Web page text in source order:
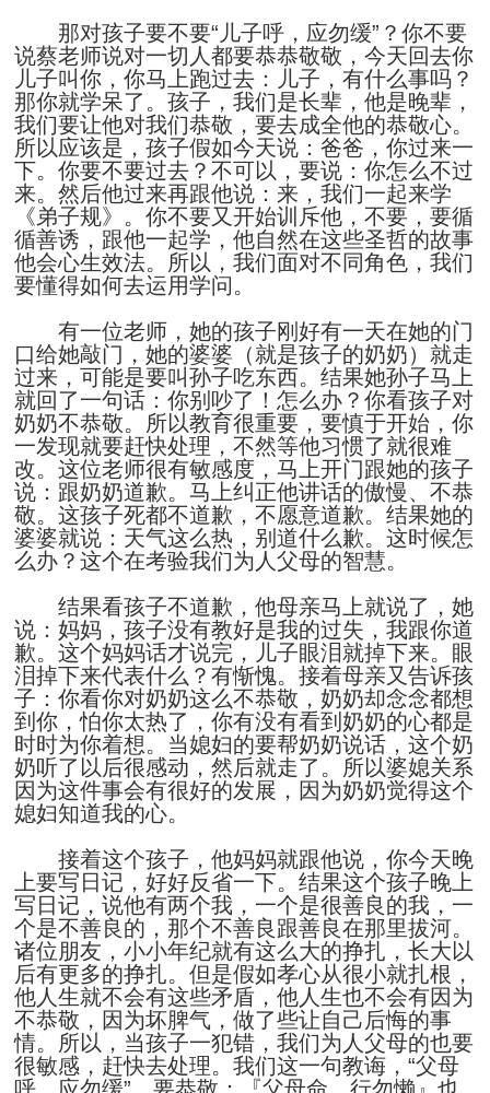
那对孩子要不要“儿子呼，应勿缓”？你不要
说蔡老师说对一切人都要恭恭敬敬，今天回去你
儿子叫你，你马上跑过去：儿子，有什么事吗？
那你就学呆了。孩子，我们是长辈，他是晚辈，
我们要让他对我们恭敬，要去成全他的恭敬心。
所以应该是，孩子假如今天说：爸爸，你过来一
下。你要不要过去？不可以，要说：你怎么不过
来。然后他过来再跟他说：来，我们一起来学
《弟子规》。你不要又开始训斥他，不要，要循
循善诱，跟他一起学，他自然在这些圣哲的故事
他会心生效法。所以，我们面对不同角色，我们
要懂得如何去运用学问。
有一位老师，她的孩子刚好有一天在她的门
口给她敲门，她的婆婆（就是孩子的奶奶）就走
过来，可能是要叫孙子吃东西。结果她孙子马上
就回了一句话：你别吵了！怎么办？你看孩子对
奶奶不恭敬。所以教育很重要，要慎于开始，你
一发现就要赶快处理，不然等他习惯了就很难
改。这位老师很有敏感度，马上开门跟她的孩子
说：跟奶奶道歉。马上纠正他讲话的傲慢、不恭
敬。这孩子死都不道歉，不愿意道歉。结果她的
婆婆就说：天气这么热，别道什么歉。这时候怎
么办？这个在考验我们为人父母的智慧。
结果看孩子不道歉，他母亲马上就说了，她
说：妈妈，孩子没有教好是我的过失，我跟你道
歉。这个妈妈话才说完，儿子眼泪就掉下来。眼
泪掉下来代表什么？有惭愧。接着母亲又告诉孩
子：你看你对奶奶这么不恭敬，奶奶却念念都想
到你，怕你太热了，你有没有看到奶奶的心都是
时时为你着想。当媳妇的要帮奶奶说话，这个奶
奶听了以后很感动，然后就走了。所以婆媳关系
因为这件事会有很好的发展，因为奶奶觉得这个
媳妇知道我的心。
接着这个孩子，他妈妈就跟他说，你今天晚
上要写日记，好好反省一下。结果这个孩子晚上
写日记，说他有两个我，一个是很善良的我，一
个是不善良的，那个不善良跟善良在那里拔河。
诸位朋友，小小年纪就有这么大的挣扎，长大以
后有更多的挣扎。但是假如孝心从很小就扎根，
他人生就不会有这些矛盾，他人生也不会有因为
不恭敬，因为坏脾气，做了些让自己后悔的事
情。所以，当孩子一犯错，我们为人父母的也要
很敏感，赶快去处理。我们这一句教诲，“父母